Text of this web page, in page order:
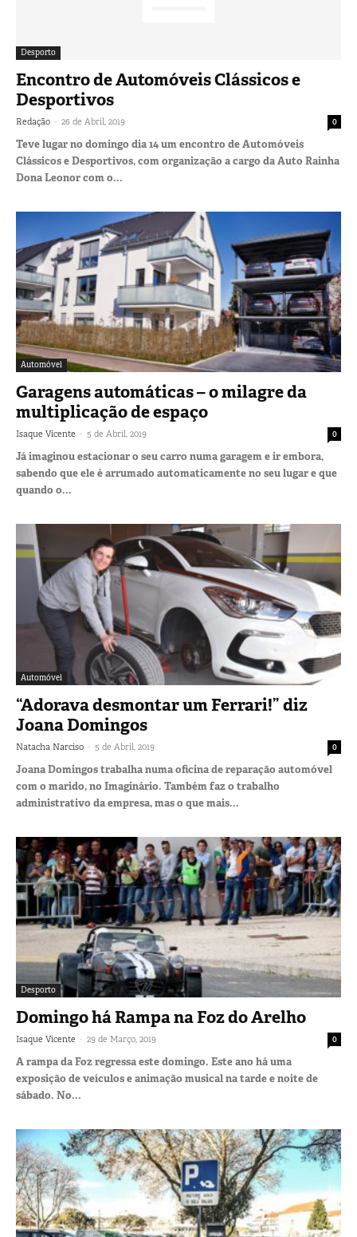
Desporto
Encontro de Automóveis Clássicos e
Desportivos
Redação - 26 de Abril, 2019 0
Teve lugar no domingo dia 14 um encontro de Automóveis
Clássicos e Desportivos, com organização a cargo da Auto Rainha
Dona Leonor com o...
Automóvel
Garagens automáticas – o milagre da
multiplicação de espaço
Isaque Vicente - 5 de Abril, 2019 0
Já imaginou estacionar o seu carro numa garagem e ir embora,
sabendo que ele é arrumado automaticamente no seu lugar e que
quando o...
Automóvel
“Adorava desmontar um Ferrari!” diz
Joana Domingos
Natacha Narciso - 5 de Abril, 2019 0
Joana Domingos trabalha numa oficina de reparação automóvel
com o marido, no Imaginário. Também faz o trabalho
administrativo da empresa, mas o que mais...
Desporto
Domingo há Rampa na Foz do Arelho
Isaque Vicente - 29 de Março, 2019 0
A rampa da Foz regressa este domingo. Este ano há uma
exposição de veículos e animação musical na tarde e noite de
sábado. No...